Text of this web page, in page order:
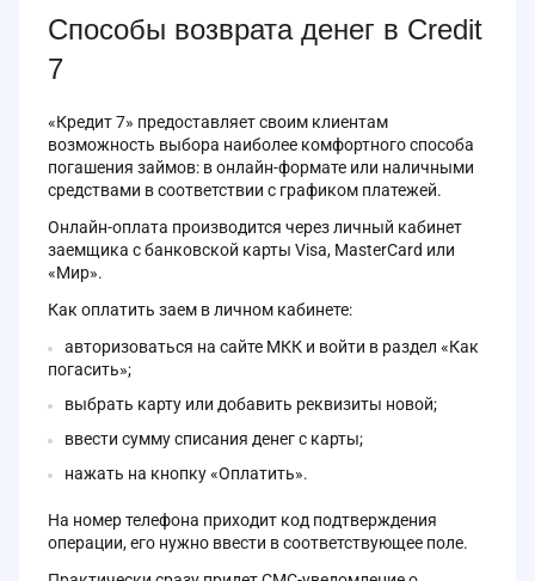
Способы возврата денег в Credit
7
«Кредит 7» предоставляет своим клиентам
возможность выбора наиболее комфортного способа
погашения займов: в онлайн-формате или наличными
средствами в соответствии с графиком платежей.
Онлайн-оплата производится через личный кабинет
заемщика с банковской карты Visa, MasterCard или
«Мир».
Как оплатить заем в личном кабинете:
авторизоваться на сайте МКК и войти в раздел «Как
погасить»;
выбрать карту или добавить реквизиты новой;
ввести сумму списания денег с карты;
нажать на кнопку «Оплатить».
На номер телефона приходит код подтверждения
операции, его нужно ввести в соответствующее поле.